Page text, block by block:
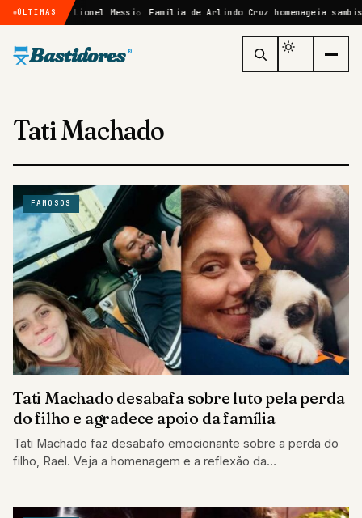
ÚLTIMASde Lionel Messi Família de Arlindo Cruz homenageia sambista
Bastidores ®
Tati Machado
FAMOSOS
Tati Machado desabafa sobre luto pela perda
do filho e agradece apoio da família
Tati Machado faz desabafo emocionante sobre a perda do
filho, Rael. Veja a homenagem e a reflexão da